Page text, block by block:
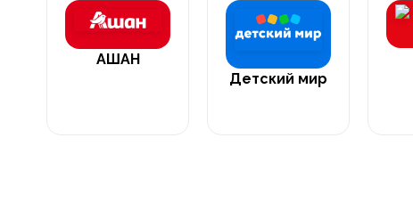
АШАН
Детский мир